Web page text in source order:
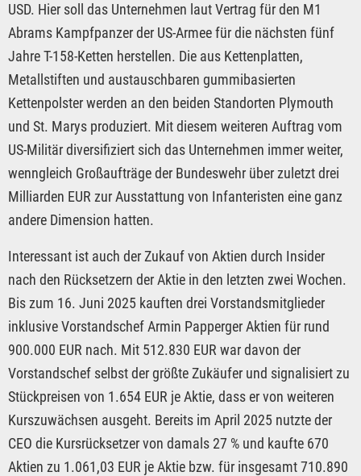
USD. Hier soll das Unternehmen laut Vertrag für den M1
Abrams Kampfpanzer der US-Armee für die nächsten fünf
Jahre T-158-Ketten herstellen. Die aus Kettenplatten,
Metallstiften und austauschbaren gummibasierten
Kettenpolster werden an den beiden Standorten Plymouth
und St. Marys produziert. Mit diesem weiteren Auftrag vom
US-Militär diversifiziert sich das Unternehmen immer weiter,
wenngleich Großaufträge der Bundeswehr über zuletzt drei
Milliarden EUR zur Ausstattung von Infanteristen eine ganz
andere Dimension hatten.
Interessant ist auch der Zukauf von Aktien durch Insider
nach den Rücksetzern der Aktie in den letzten zwei Wochen.
Bis zum 16. Juni 2025 kauften drei Vorstandsmitglieder
inklusive Vorstandschef Armin Papperger Aktien für rund
900.000 EUR nach. Mit 512.830 EUR war davon der
Vorstandschef selbst der größte Zukäufer und signalisiert zu
Stückpreisen von 1.654 EUR je Aktie, dass er von weiteren
Kurszuwächsen ausgeht. Bereits im April 2025 nutzte der
CEO die Kursrücksetzer von damals 27 % und kaufte 670
Aktien zu 1.061,03 EUR je Aktie bzw. für insgesamt 710.890